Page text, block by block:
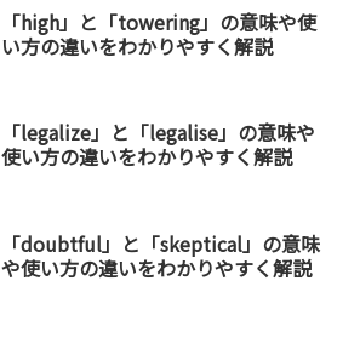
「high」と「towering」の意味や使
い方の違いをわかりやすく解説
「legalize」と「legalise」の意味や
使い方の違いをわかりやすく解説
「doubtful」と「skeptical」の意味
や使い方の違いをわかりやすく解説